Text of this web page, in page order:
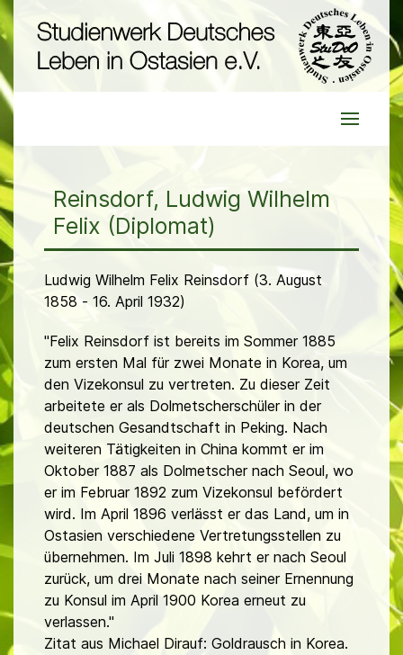
Reinsdorf, Ludwig Wilhelm
Felix (Diplomat)
Ludwig Wilhelm Felix Reinsdorf (3. August
1858 - 16. April 1932)
"Felix Reinsdorf ist bereits im Sommer 1885
zum ersten Mal für zwei Monate in Korea, um
den Vizekonsul zu vertreten. Zu dieser Zeit
arbeitete er als Dolmetscherschüler in der
deutschen Gesandtschaft in Peking. Nach
weiteren Tätigkeiten in China kommt er im
Oktober 1887 als Dolmetscher nach Seoul, wo
er im Februar 1892 zum Vizekonsul befördert
wird. Im April 1896 verlässt er das Land, um in
Ostasien verschiedene Vertretungsstellen zu
übernehmen. Im Juli 1898 kehrt er nach Seoul
zurück, um drei Monate nach seiner Ernennung
zu Konsul im April 1900 Korea erneut zu
verlassen."
Zitat aus Michael Dirauf: Goldrausch in Korea.